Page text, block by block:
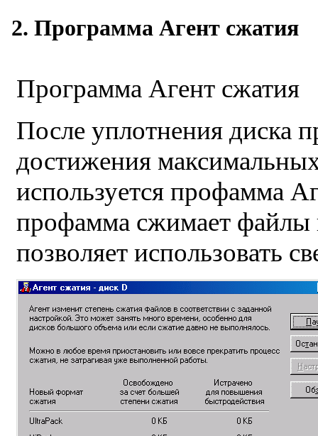
2. Программа Агент сжатия
Программа Агент сжатия
После уплотнения диска
достижения
используется профамма
профамма сжимает файлы
позволяет использовать